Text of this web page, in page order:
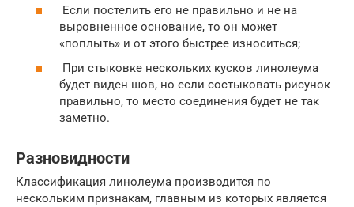
Если постелить его не правильно и не на
выровненное основание, то он может
«поплыть» и от этого быстрее износиться;
При стыковке нескольких кусков линолеума
будет виден шов, но если состыковать рисунок
правильно, то место соединения будет не так
заметно.
Разновидности
Классификация линолеума производится по
нескольким признакам, главным из которых является